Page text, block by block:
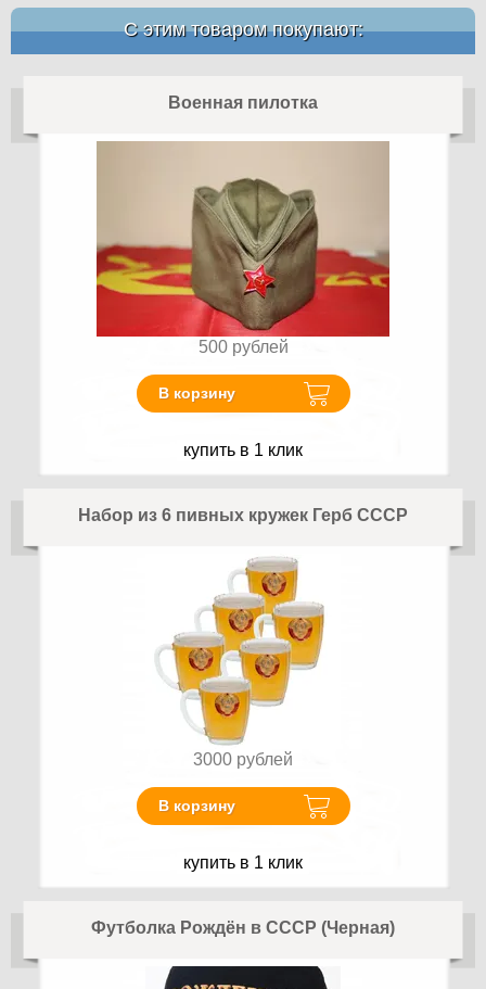
С этим товаром покупают:
Военная пилотка
500 рублей
В корзину
купить в 1 клик
Набор из 6 пивных кружек Герб СССР
3000 рублей
В корзину
купить в 1 клик
Футболка Рождён в СССР (Черная)